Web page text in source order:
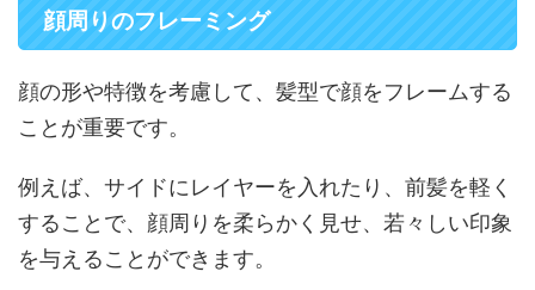
顔周りのフレーミング
顔の形や特徴を考慮して、髪型で顔をフレームする
ことが重要です。
例えば、サイドにレイヤーを入れたり、前髪を軽く
することで、顔周りを柔らかく見せ、若々しい印象
を与えることができます。